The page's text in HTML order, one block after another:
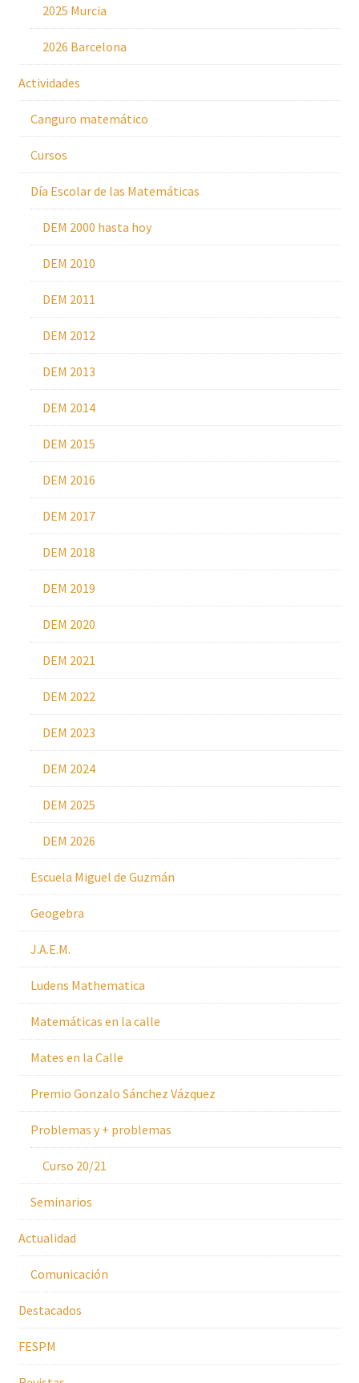
2025 Murcia
2026 Barcelona
Actividades
Canguro matemático
Cursos
Día Escolar de las Matemáticas
DEM 2000 hasta hoy
DEM 2010
DEM 2011
DEM 2012
DEM 2013
DEM 2014
DEM 2015
DEM 2016
DEM 2017
DEM 2018
DEM 2019
DEM 2020
DEM 2021
DEM 2022
DEM 2023
DEM 2024
DEM 2025
DEM 2026
Escuela Miguel de Guzmán
Geogebra
J.A.E.M.
Ludens Mathematica
Matemáticas en la calle
Mates en la Calle
Premio Gonzalo Sánchez Vázquez
Problemas y + problemas
Curso 20/21
Seminarios
Actualidad
Comunicación
Destacados
FESPM